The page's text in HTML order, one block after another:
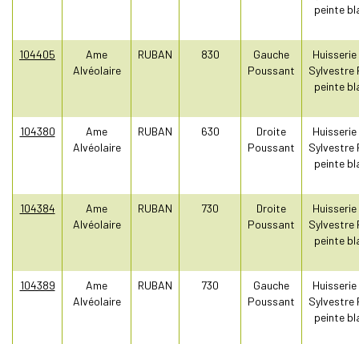
peinte
104405
Ame
Alvéolaire
RUBAN 830
Gauche
Poussant
Huisserie
Sylvestre
peinte
104380
Ame
Alvéolaire
RUBAN 630
Droite
Poussant
Huisserie
Sylvestre
peinte
104384
Ame
Alvéolaire
RUBAN 730
Droite
Poussant
Huisserie
Sylvestre
peinte
104389
Ame
Alvéolaire
RUBAN 730
Gauche
Poussant
Huisserie
Sylvestre
peinte